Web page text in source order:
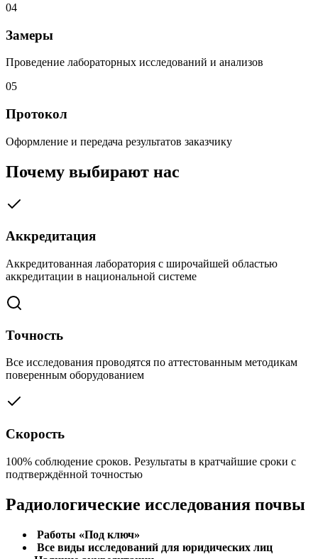
04
Замеры
Проведение лабораторных исследований и анализов
05
Протокол
Оформление и передача результатов заказчику
Почему выбирают нас
Аккредитация
Аккредитованная лаборатория с широчайшей областью
аккредитации в национальной системе
Точность
Все исследования проводятся по аттестованным методикам
поверенным оборудованием
Скорость
100% соблюдение сроков. Результаты в кратчайшие сроки с
подтверждённой точностью
Радиологические исследования почвы
Работы «Под ключ»
Все виды исследований для юридических лиц